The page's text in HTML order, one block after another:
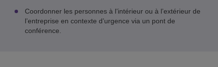
Coordonner les personnes à l’intérieur ou à l’extérieur de
l’entreprise en contexte d’urgence via un pont de
conférence.